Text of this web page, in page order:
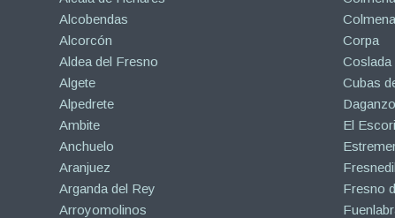
Alcobendas
Alcorcón
Aldea del Fresno
Algete
Alpedrete
Ambite
Anchuelo
Aranjuez
Arganda del Rey
Arroyomolinos
Corpa
Coslada
Cubas
El
Fresno